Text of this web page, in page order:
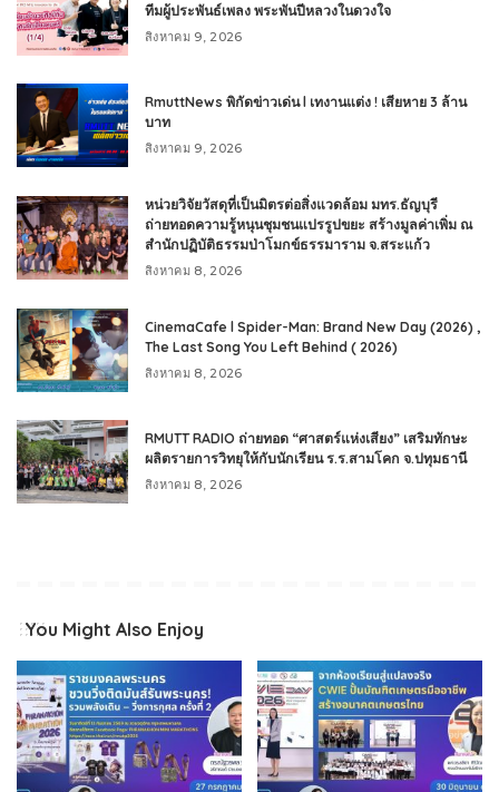
ทีมผู้ประพันธ์เพลง พระพันปีหลวงในดวงใจ
สิงหาคม 9, 2026
RmuttNews พิกัดข่าวเด่น l เทงานแต่ง ! เสียหาย 3 ล้าน
บาท
สิงหาคม 9, 2026
หน่วยวิจัยวัสดุที่เป็นมิตรต่อสิ่งแวดล้อม มทร.ธัญบุรี
ถ่ายทอดความรู้หนุนชุมชนแปรรูปขยะ สร้างมูลค่าเพิ่ม ณ
สำนักปฏิบัติธรรมป่าโมกข์ธรรมาราม จ.สระแก้ว
สิงหาคม 8, 2026
CinemaCafe l Spider-Man: Brand New Day (2026) ,
The Last Song You Left Behind ( 2026)
สิงหาคม 8, 2026
RMUTT RADIO ถ่ายทอด “ศาสตร์แห่งเสียง” เสริมทักษะ
ผลิตรายการวิทยุให้กับนักเรียน ร.ร.สามโคก จ.ปทุมธานี
สิงหาคม 8, 2026
You Might Also Enjoy